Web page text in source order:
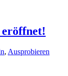
eröffnet!
, Ausprobieren